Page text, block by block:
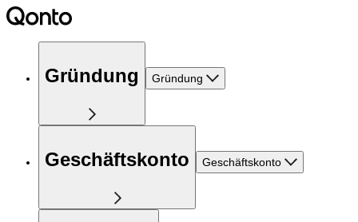
Gründung Gründung
Geschäftskonto Geschäftskonto